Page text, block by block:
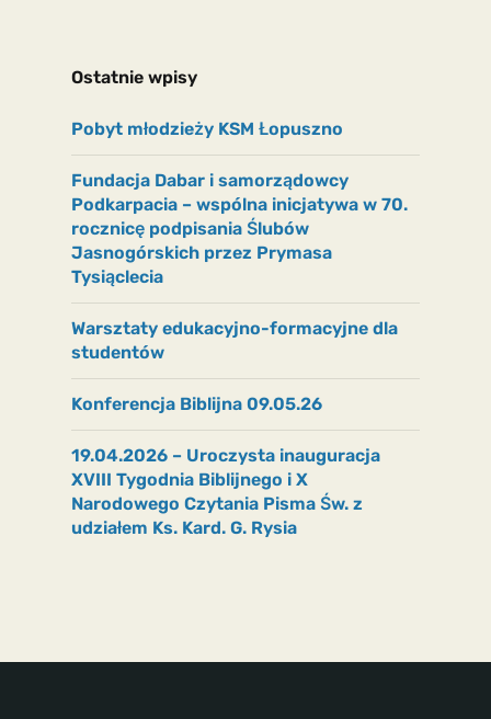
Ostatnie wpisy
Pobyt młodzieży KSM Łopuszno
Fundacja Dabar i samorządowcy
Podkarpacia – wspólna inicjatywa w 70.
rocznicę podpisania Ślubów
Jasnogórskich przez Prymasa
Tysiąclecia
Warsztaty edukacyjno-formacyjne dla
studentów
Konferencja Biblijna 09.05.26
19.04.2026 – Uroczysta inauguracja
XVIII Tygodnia Biblijnego i X
Narodowego Czytania Pisma Św. z
udziałem Ks. Kard. G. Rysia